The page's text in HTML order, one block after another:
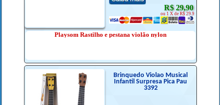
R$ 29,90
ou 1 X de R$ 29.9
Playsom Rastilho e pestana violão nylon
Brinquedo Violao Musical
Infantil Surpresa Pica Pau
3392